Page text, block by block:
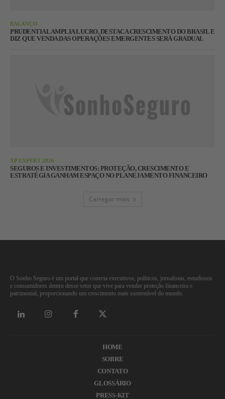
BALANÇO
PRUDENTIAL AMPLIA LUCRO, DESTACA CRESCIMENTO DO BRASIL E
DIZ QUE VENDA DAS OPERAÇÕES EMERGENTES SERÁ GRADUAL
XP EXPERT 2026
SEGUROS E INVESTIMENTOS: PROTEÇÃO, CRESCIMENTO E
ESTRATÉGIA GANHAM ESPAÇO NO PLANEJAMENTO FINANCEIRO
Carregar mais
O Sonho Seguro é um portal que conecta executivos, políticos, jornalistas, estudiosos
e consumidores dentro desse setor que vive para vender proteção financeira e
patrimonial, proporcionando um crescimento mais sustentável do mundo.
HOME
SOBRE
CONTATO
GLOSSÁRIO
PRESS-KIT